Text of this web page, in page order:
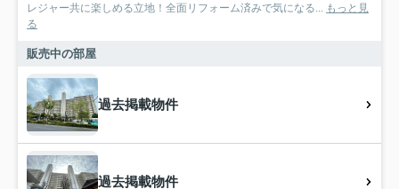
レジャー共に楽しめる立地！全面リフォーム済みで気になる... もっと見
る
販売中の部屋
過去掲載物件
過去掲載物件